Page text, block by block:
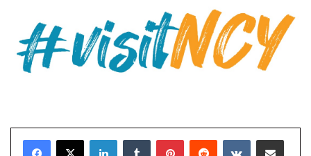
LinkedInTumblr PinterestReddit VKontakteE-Posta ile paylaş